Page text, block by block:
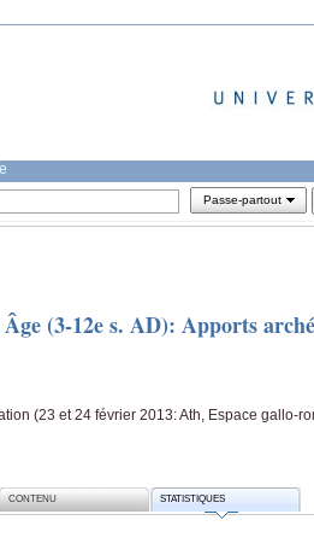
Passe-partout
(3-12e s. AD): Apports
(23 et 24 février 2013: Ath, Espace gallo-
CONTENU STATISTIQUES